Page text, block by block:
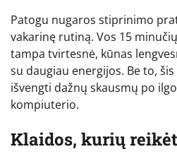
Patogu nugaros stiprinimo
vakarinę rutiną. Vos 15
tampa tvirtesnė, kūnas
su daugiau energijos. Be to,
išvengti dažnų skausmų po
kompiuterio.
Klaidos, kurių